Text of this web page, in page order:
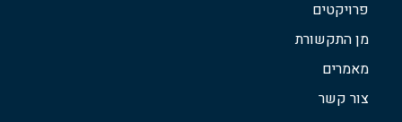
פרויקטים
מן התקשורת
מאמרים
צור קשר